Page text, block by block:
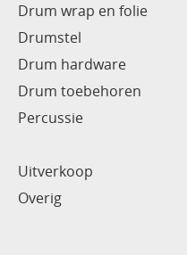
Drum wrap en folie
Drumstel
Drum hardware
Drum toebehoren
Percussie
Uitverkoop
Overig